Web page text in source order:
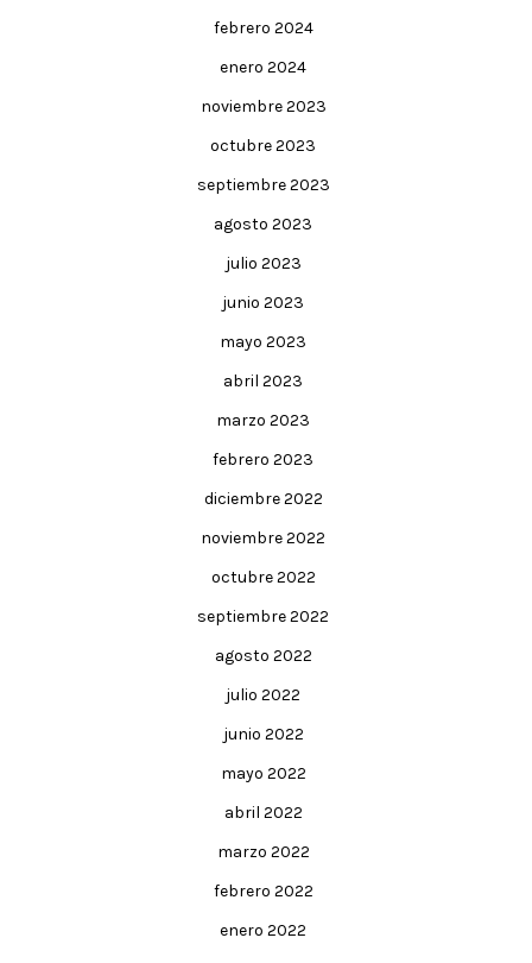
febrero 2024
enero 2024
noviembre 2023
octubre 2023
septiembre 2023
agosto 2023
julio 2023
junio 2023
mayo 2023
abril 2023
marzo 2023
febrero 2023
diciembre 2022
noviembre 2022
octubre 2022
septiembre 2022
agosto 2022
julio 2022
junio 2022
mayo 2022
abril 2022
marzo 2022
febrero 2022
enero 2022